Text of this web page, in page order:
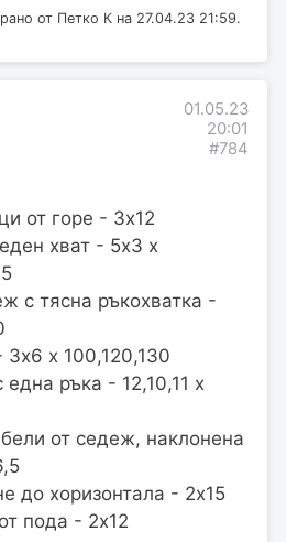
от Петко К на 27.04.23 21:59.
01.05.23
20:01
#784
от горе - 3х12
хват - 5х3 х
с тясна ръкохватка -
х 100,120,130
ръка - 12,10,11 х
от седеж, наклонена
до хоризонтала - 2х15
пода - 2х12